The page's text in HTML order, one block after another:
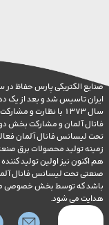
شد و بعد از یک دهه
سال 1373 با نظارت و مشارکت فنی
و مشارکت بخش دولتی در
فانال آلمان فعالیت خود
محصولات برق صنعتی آغاز
نیز اولین تولید کننده اقلام
لیسانس فانال آلمان در
توسط بخش خصوصی مدیریت و
می شود.